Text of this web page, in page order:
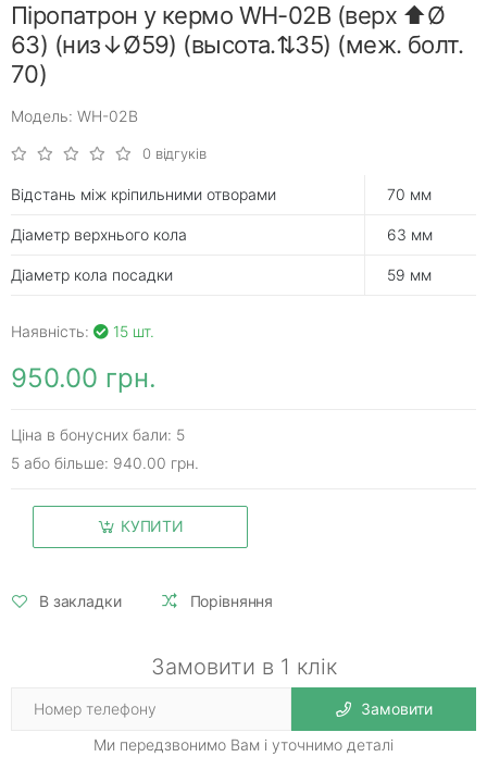
Піропатрон у кермо WH-02B (верх ⬆Ø
63) (низ↓Ø59) (высота.⇅35) (меж. болт.
70)
Модель: WH-02B
0 відгуків
Відстань між кріпильними отворами 70 мм
Діаметр верхнього кола 63 мм
Діаметр кола посадки 59 мм
Наявність: 15 шт.
950.00 грн.
Ціна в бонусних бали: 5
5 або більше: 940.00 грн.
КУПИТИ
В закладки Порівняння
Замовити в 1 клік
Замовити
Ми передзвонимо Вам і уточнимо деталі